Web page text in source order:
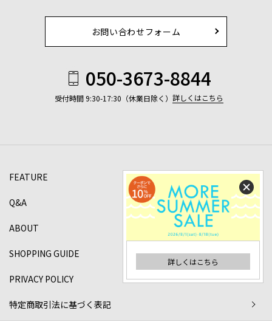
詳しくはこちら
お問い合わせフォーム
050-3673-8844
受付時間 9:30-17:30（休業日除く） 詳しくはこちら
FEATURE
Q&A
ABOUT
SHOPPING GUIDE
PRIVACY POLICY
特定商取引法に基づく表記